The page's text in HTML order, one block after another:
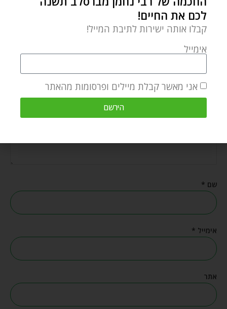
פרשת ראה – להיות בקשר עם הקב"ה זה ברכה
אוגוסט 6, 2026
הוספת תגובה
התגובה שלך*
שם *
אימייל *
אתר
לכם את החיים!
קבלו אותה ישירות לתיבת המייל!
אימייל
אני מאשר קבלת מיילים ופרסומות מהאתר
הירשם